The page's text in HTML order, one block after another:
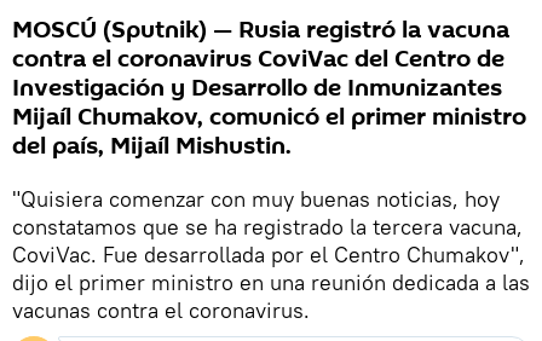
MOSCÚ (Sputnik) — Rusia registró la vacuna
contra el coronavirus CoviVac del Centro de
Investigación y Desarrollo de Inmunizantes
Mijaíl Chumakov, comunicó el primer ministro
del país, Mijaíl Mishustin.
"Quisiera comenzar con muy buenas noticias, hoy
constatamos que se ha registrado la tercera vacuna,
CoviVac. Fue desarrollada por el Centro Chumakov",
dijo el primer ministro en una reunión dedicada a las
vacunas contra el coronavirus.